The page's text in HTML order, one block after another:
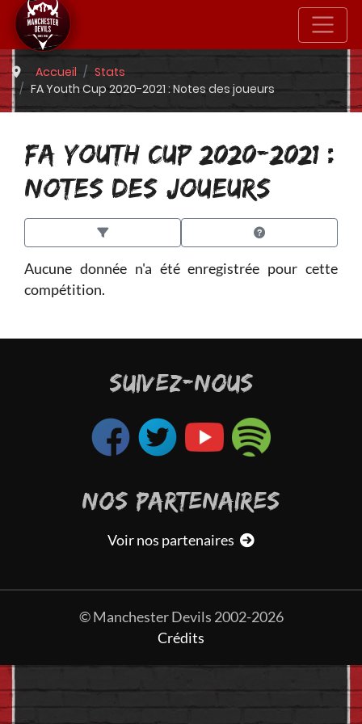
Accueil
Stats
FA Youth Cup 2020-2021 : Notes des joueurs
FA YOUTH CUP 2020-2021 :
NOTES DES JOUEURS
Aucune donnée n'a été enregistrée pour cette
compétition.
SUIVEZ-NOUS
NOS PARTENAIRES
Voir nos partenaires
© Manchester Devils 2002-2026
Crédits